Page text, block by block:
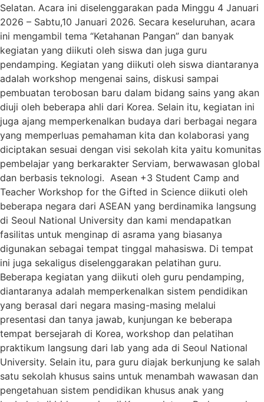
Selatan. Acara ini diselenggarakan pada Minggu 4 Januari
2026 – Sabtu,10 Januari 2026. Secara keseluruhan, acara
ini mengambil tema “Ketahanan Pangan” dan banyak
kegiatan yang diikuti oleh siswa dan juga guru
pendamping. Kegiatan yang diikuti oleh siswa diantaranya
adalah workshop mengenai sains, diskusi sampai
pembuatan terobosan baru dalam bidang sains yang akan
diuji oleh beberapa ahli dari Korea. Selain itu, kegiatan ini
juga ajang memperkenalkan budaya dari berbagai negara
yang memperluas pemahaman kita dan kolaborasi yang
diciptakan sesuai dengan visi sekolah kita yaitu komunitas
pembelajar yang berkarakter Serviam, berwawasan global
dan berbasis teknologi. Asean +3 Student Camp and
Teacher Workshop for the Gifted in Science diikuti oleh
beberapa negara dari ASEAN yang berdinamika langsung
di Seoul National University dan kami mendapatkan
fasilitas untuk menginap di asrama yang biasanya
digunakan sebagai tempat tinggal mahasiswa. Di tempat
ini juga sekaligus diselenggarakan pelatihan guru.
Beberapa kegiatan yang diikuti oleh guru pendamping,
diantaranya adalah memperkenalkan sistem pendidikan
yang berasal dari negara masing-masing melalui
presentasi dan tanya jawab, kunjungan ke beberapa
tempat bersejarah di Korea, workshop dan pelatihan
praktikum langsung dari lab yang ada di Seoul National
University. Selain itu, para guru diajak berkunjung ke salah
satu sekolah khusus sains untuk menambah wawasan dan
pengetahuan sistem pendidikan khusus anak yang